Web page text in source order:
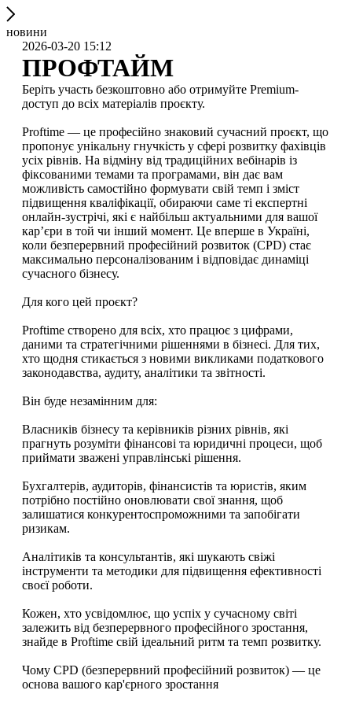
новини
2026-03-20 15:12
ПРОФТАЙМ
Беріть участь безкоштовно або отримуйте Premium-
доступ до всіх матеріалів проєкту.
Proftime — це професійно знаковий сучасний проєкт, що
пропонує унікальну гнучкість у сфері розвитку фахівців
усіх рівнів. На відміну від традиційних вебінарів із
фіксованими темами та програмами, він дає вам
можливість самостійно формувати свій темп і зміст
підвищення кваліфікації, обираючи саме ті експертні
онлайн-зустрічі, які є найбільш актуальними для вашої
кар’єри в той чи інший момент. Це вперше в Україні,
коли безперервний професійний розвиток (CPD) стає
максимально персоналізованим і відповідає динаміці
сучасного бізнесу.
Для кого цей проєкт?
Proftime створено для всіх, хто працює з цифрами,
даними та стратегічними рішеннями в бізнесі. Для тих,
хто щодня стикається з новими викликами податкового
законодавства, аудиту, аналітики та звітності.
Він буде незамінним для:
Власників бізнесу та керівників різних рівнів, які
прагнуть розуміти фінансові та юридичні процеси, щоб
приймати зважені управлінські рішення.
Бухгалтерів, аудиторів, фінансистів та юристів, яким
потрібно постійно оновлювати свої знання, щоб
залишатися конкурентоспроможними та запобігати
ризикам.
Аналітиків та консультантів, які шукають свіжі
інструменти та методики для підвищення ефективності
своєї роботи.
Кожен, хто усвідомлює, що успіх у сучасному світі
залежить від безперервного професійного зростання,
знайде в Proftime свій ідеальний ритм та темп розвитку.
Чому CPD (безперервний професійний розвиток) — це
основа вашого кар'єрного зростання